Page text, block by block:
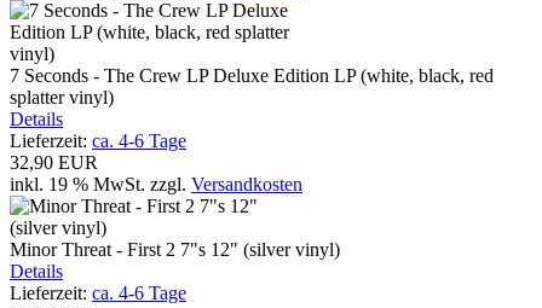
7 Seconds - The Crew LP Deluxe Edition LP (white, black, red
splatter vinyl)
Details
Lieferzeit: ca. 4-6 Tage
32,90 EUR
inkl. 19 % MwSt. zzgl. Versandkosten
Minor Threat - First 2 7"s 12" (silver vinyl)
Details
Lieferzeit: ca. 4-6 Tage